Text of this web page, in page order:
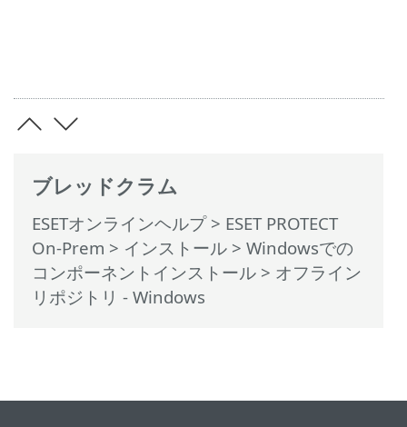
ブレッドクラム
ESETオンラインヘルプ> ESET PROTECT
On-Prem > インストール > Windowsでの
コンポーネントインストール > オフライン
リポジトリ - Windows